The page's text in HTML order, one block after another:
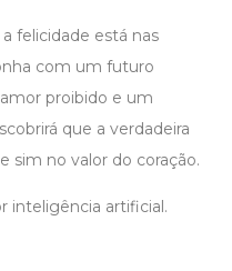
felicidade está nas
com um futuro
proibido e um
que a verdadeira
sim no valor do coração.
inteligência artificial.